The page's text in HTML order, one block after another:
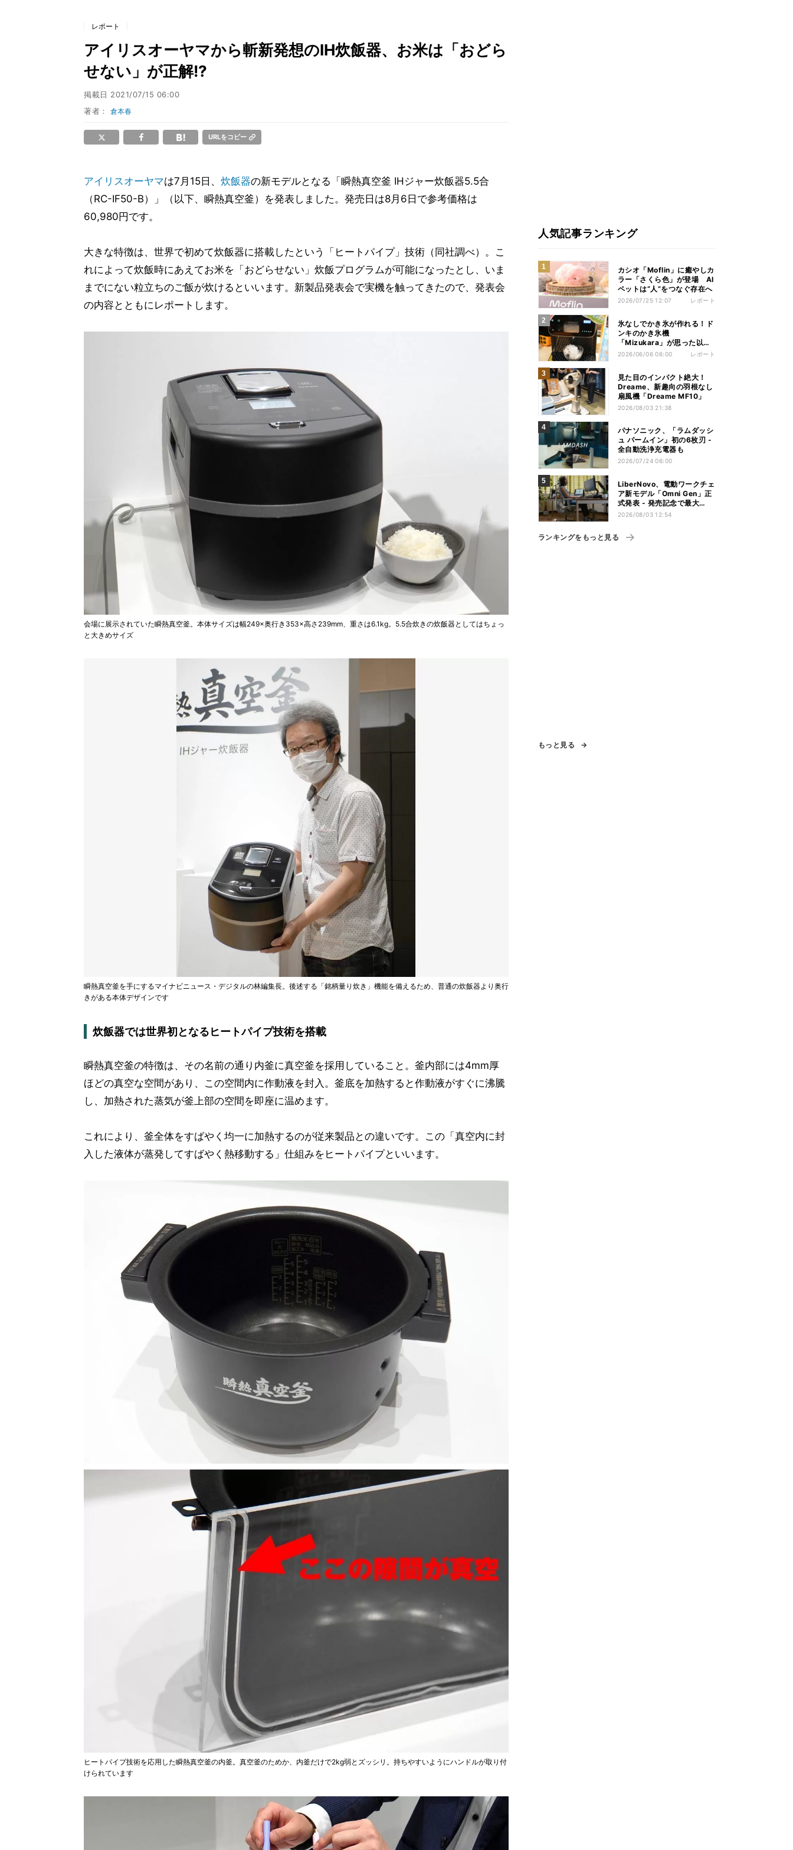
レポート
アイリスオーヤマから斬新発想のIH炊飯器、お米は「おどら
せない」が正解!?
掲載日 2021/07/15 06:00
著者：倉本春
URLをコピー
アイリスオーヤマは7月15日、 炊飯器の新モデルとなる「瞬熱真空釜 IHジャー炊飯器5.5合
（RC-IF50-B）」（以下、瞬熱真空釜）を発表しました。発売日は8月6日で参考価格は
60,980円です。
大きな特徴は、世界で初めて炊飯器に搭載したという「ヒートパイプ」技術（同社調べ）。こ
れによって炊飯時にあえてお米を「おどらせない」炊飯プログラムが可能になったとし、いま
までにない粒立ちのご飯が炊けるといいます。新製品発表会で実機を触ってきたので、発表会
の内容とともにレポートします。
会場に展示されていた瞬熱真空釜。本体サイズは幅249×奥行き353×高さ239mm、重さは6.1kg。5.5合炊きの炊飯器としてはちょっ
と大きめサイズ
瞬熱真空釜を手にするマイナビニュース・デジタルの林編集長。後述する「銘柄量り炊き」機能を備えるため、普通の炊飯器より奥行
きがある本体デザインです
炊飯器では世界初となるヒートパイプ技術を搭載
瞬熱真空釜の特徴は、その名前の通り内釜に真空釜を採用していること。釜内部には4mm厚
ほどの真空な空間があり、この空間内に作動液を封入。釜底を加熱すると作動液がすぐに沸騰
し、加熱された蒸気が釜上部の空間を即座に温めます。
これにより、釜全体をすばやく均一に加熱するのが従来製品との違いです。この「真空内に封
入した液体が蒸発してすばやく熱移動する」仕組みをヒートパイプといいます。
ヒートパイプ技術を応用した瞬熱真空釜の内釜。真空釜のためか、内釜だけで2kg弱とズッシリ。持ちやすいようにハンドルが取り付
けられています
人気記事ランキング
カシオ「Moflin」に癒やしカ
ラー「さくら色」が登場 AI
ペットは“人”をつなぐ存在へ
2026/07/25 12:07 レポート
氷なしでかき氷が作れる！ド
ンキのかき氷機
「Mizukara」が思った以上
に全部やってくれた
2026/06/06 06:00 レポート
見た目のインパクト絶大！
Dreame、新趣向の羽根なし
扇風機「Dreame MF10」
2026/08/03 21:38
パナソニック、「ラムダッシ
ュ パームイン」初の6枚刃 -
全自動洗浄充電器も
2026/07/24 06:00
LiberNovo、電動ワークチェ
ア新モデル「Omni Gen」正
式発表 - 発売記念で最大
31％オフ
2026/08/03 12:54
ランキングをもっと見る
もっと見る